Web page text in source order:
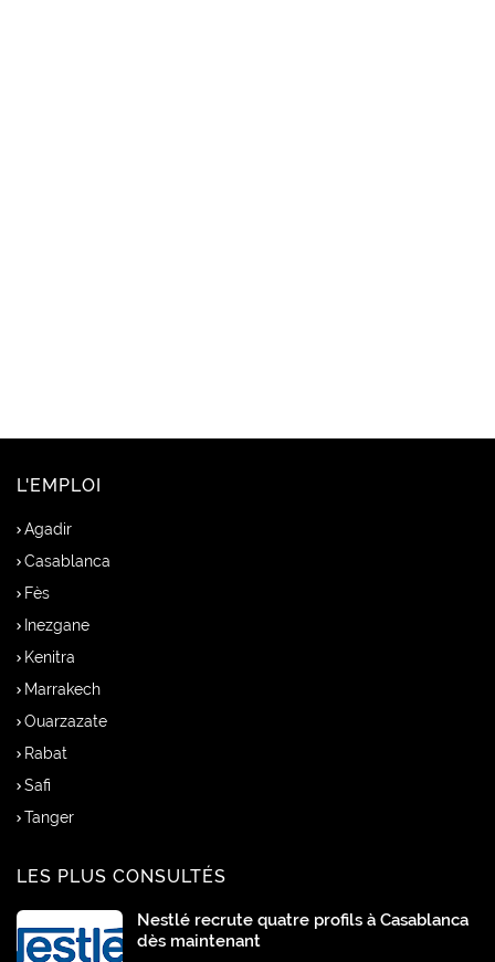
L'EMPLOI
Agadir
Casablanca
Fès
Inezgane
Kenitra
Marrakech
Ouarzazate
Rabat
Safi
Tanger
LES PLUS CONSULTÉS
Nestlé recrute quatre profils à Casablanca
dès maintenant